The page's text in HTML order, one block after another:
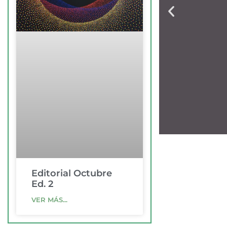
Editorial Octubre
Ed. 2
VER MÁS...